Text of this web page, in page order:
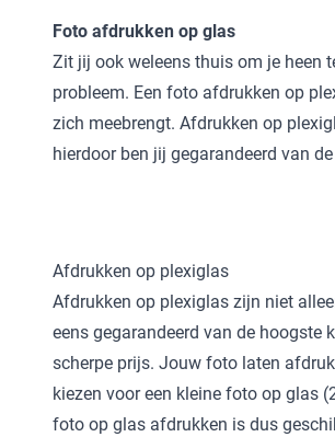
Foto afdrukken op glas
Zit jij ook weleens thuis om je heen
probleem. Een foto afdrukken op
zich meebrengt. Afdrukken op
hierdoor ben jij gegarandeerd van
Afdrukken op plexiglas
Afdrukken op plexiglas zijn niet
eens gegarandeerd van de hoogste
scherpe prijs. Jouw foto laten
kiezen voor een kleine foto op glas
foto op glas afdrukken is dus